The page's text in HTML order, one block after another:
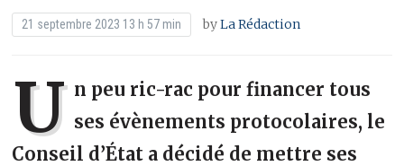
21 septembre 2023 13 h 57 min byLa Rédaction
U n peu ric-rac pour financer tous
ses évènements protocolaires, le
Conseil d’État a décidé de mettre ses